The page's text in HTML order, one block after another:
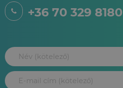
+36 70 329 8180